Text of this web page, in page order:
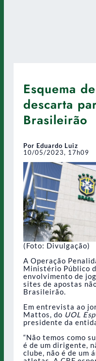
Esquema
descarta
Brasileirão
Por Eduardo Luiz
10/05/2023, 17h09
(Foto: Divulgação)
A Operação
Ministério Público
envolvimento de
sites de apostas
Brasileirão.
Em entrevista ao
Mattos, do UOL
presidente da
“Não temos como
é de um dirigente,
clube, não é de um